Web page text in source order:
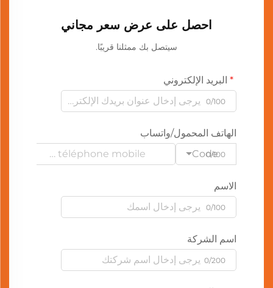
احصل على عرض سعر مجاني
سيتصل بك ممثلنا قريبًا.
البريد الإلكتروني
0/100
الهاتف المحمول/واتساب
Code
0/100
الاسم
0/100
اسم الشركة
0/200